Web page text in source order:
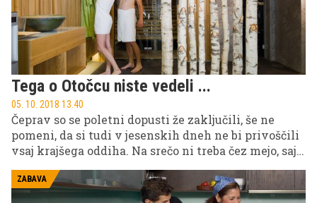
Tega o Otočcu niste vedeli ...
05. 10. 2018 13.40
Čeprav so se poletni dopusti že zaključili, še ne
pomeni, da si tudi v jesenskih dneh ne bi privoščili
vsaj krajšega oddiha. Na srečo ni treba čez mejo, saj
je naša lepa zelena dežela polna čudovitih kotičkov,
kamor lahko pobegnete od stresnega vsakdanjika
in se sprostite ali pa uživate v aktivnostih v naravi.
ZABAVA